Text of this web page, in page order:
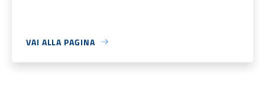
VAI ALLA PAGINA